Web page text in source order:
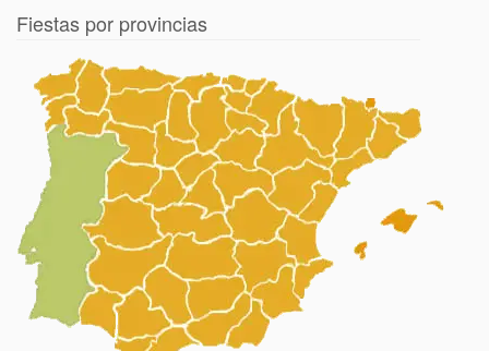
Fiestas por provincias